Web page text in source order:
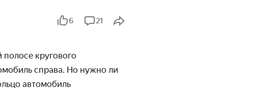
6 21
кругового
справа. Но нужно ли
автомобиль